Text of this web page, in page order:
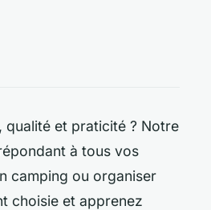
qualité et praticité ? Notre
à tous vos
camping ou organiser
choisie et apprenez